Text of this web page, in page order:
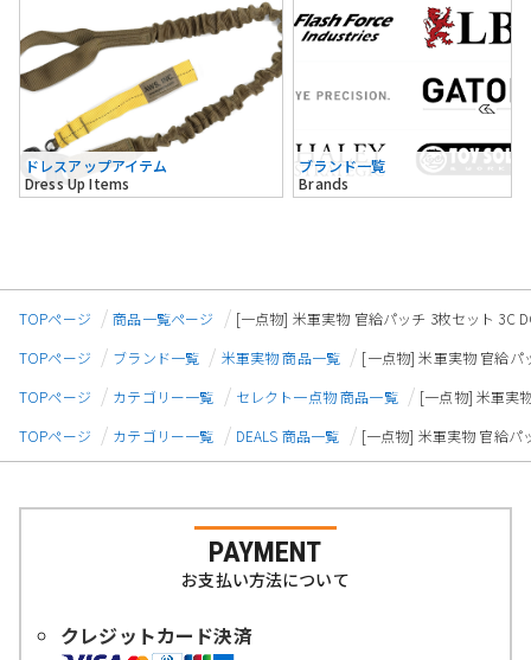
ドレスアップアイテム
Dress Up Items
ブランド一覧
Brands
TOPページ 商品一覧ページ
[一点物] 米軍実物 官給パッチ 3枚セット 3C
TOPページ
ブランド一覧 米軍実物 商品一覧
[一点物] 米軍実物 官給パ
TOPページ
カテゴリー一覧 セレクト一点物 商品一覧
[一点物] 米軍実
TOPページ
カテゴリー一覧 DEALS 商品一覧 [一点物] 米軍実物 官給パ
PAYMENT
お支払い方法について
クレジットカード決済